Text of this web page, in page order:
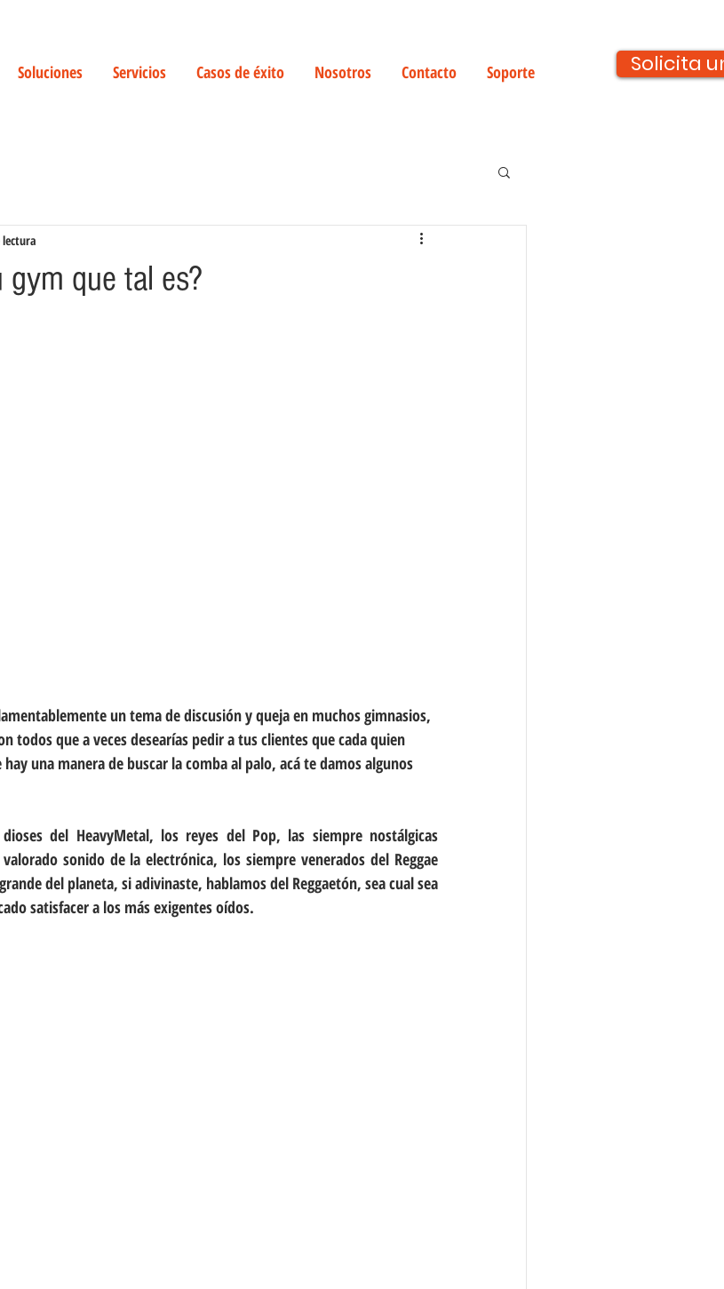
Soluciones Servicios Casos de éxito Nosotros Contacto Soporte Solicita
que tal es?
lectura
un tema de discusión y queja en muchos gimnasios,
todos que a veces desearías pedir a tus clientes que cada quien
una manera de buscar la comba al palo, acá te damos algunos
del HeavyMetal, los reyes del Pop, las siempre nostálgicas
sonido de la electrónica, los siempre venerados del Reggae
del planeta, si adivinaste, hablamos del Reggaetón, sea cual sea
satisfacer a los más exigentes oídos.